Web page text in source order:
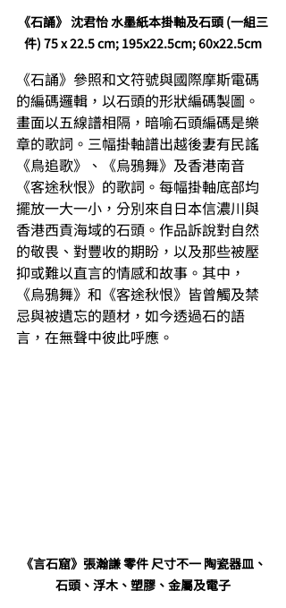
《石誦》 沈君怡 水墨紙本掛軸及石頭 (一組三
件) 75 x 22.5 cm; 195x22.5cm; 60x22.5cm
《石誦》參照和文符號與國際摩斯電碼
的編碼邏輯，以石頭的形狀編碼製圖。
畫面以五線譜相隔，暗喻石頭編碼是樂
章的歌詞。三幅掛軸譜出越後妻有民謠
《鳥追歌》、《烏鴉舞》及香港南音
《客途秋恨》的歌詞。每幅掛軸底部均
擺放一大一小，分別來自日本信濃川與
香港西貢海域的石頭。作品訴說對自然
的敬畏、對豐收的期盼，以及那些被壓
抑或難以直言的情感和故事。其中，
《烏鴉舞》和《客途秋恨》皆曾觸及禁
忌與被遺忘的題材，如今透過石的語
言，在無聲中彼此呼應。
《言石窟》張瀚謙 零件 尺寸不一 陶瓷器皿、
石頭、浮木、塑膠、金屬及電子